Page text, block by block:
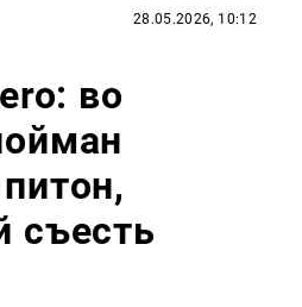
28.05.2026, 10:12
во
съесть